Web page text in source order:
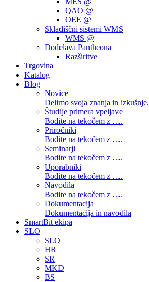
QAO @
OEE @
Skladiščni sistemi WMS
WMS @
Dodelava Pantheona
Razširitve
Trgovina
Katalog
Blog
Novice
Delimo svoja znanja in izkušnje.
Študije primera vpeljave
Bodite na tekočem z ….
Priročniki
Bodite na tekočem z ….
Seminarji
Bodite na tekočem z ….
Uporabniki
Bodite na tekočem z ….
Navodila
Bodite na tekočem z ….
Dokumentacija
Dokumentacija in navodila
SmartBit ekipa
SLO
SLO
HR
SR
MKD
BS